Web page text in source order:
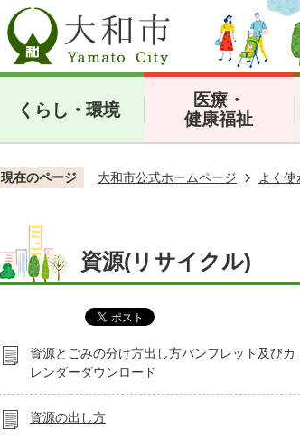
くらし・環境
医療・
健康福祉
現在のページ 大和市公式ホームページ よく
資源(リサイクル)
資源とごみの分け方出し方パンフレット及びカ
レンダーダウンロード
資源の出し方